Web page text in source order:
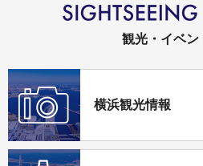
観光・イベン
横浜観光情報